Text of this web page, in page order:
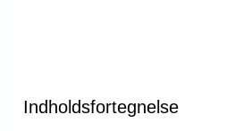
Indholdsfortegnelse